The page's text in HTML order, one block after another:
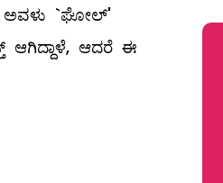
ಅವಳು `ಘೋಲ್‌'
ಆಗಿದ್ದಾಳೆ, ಆದರೆ ಈ